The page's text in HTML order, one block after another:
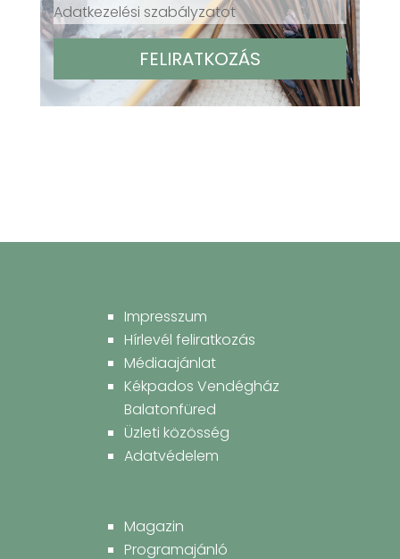
Adatkezelési szabályzatot
Impresszum
Hírlevél feliratkozás
Médiaajánlat
Kékpados Vendégház
Balatonfüred
Üzleti közösség
Adatvédelem
Magazin
Programajánló